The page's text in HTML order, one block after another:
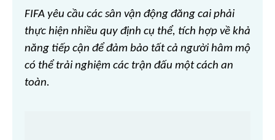
FIFA yêu cầu các sân vận động đăng cai phải
thực hiện nhiều quy định cụ thể, tích hợp về khả
năng tiếp cận để đảm bảo tất cả người hâm mộ
có thể trải nghiệm các trận đấu một cách an
toàn.